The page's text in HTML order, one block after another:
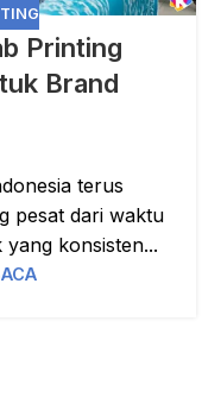
Printing
Brand
terus
pesat dari waktu
konsisten...